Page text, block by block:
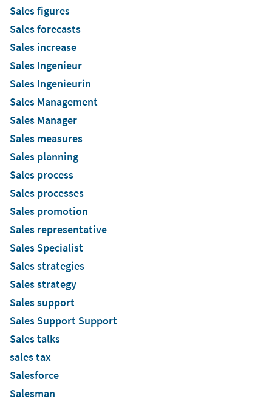
Sales figures
Sales forecasts
Sales increase
Sales Ingenieur
Sales Ingenieurin
Sales Management
Sales Manager
Sales measures
Sales planning
Sales process
Sales processes
Sales promotion
Sales representative
Sales Specialist
Sales strategies
Sales strategy
Sales support
Sales Support Support
Sales talks
sales tax
Salesforce
Salesman